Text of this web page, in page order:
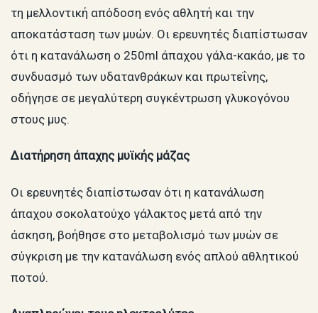
τη μελλοντική απόδοση ενός αθλητή και την
αποκατάσταση των μυών. Οι ερευνητές διαπίστωσαν
ότι η κατανάλωση ο 250ml άπαχου γάλα-κακάο, με το
συνδυασμό των υδατανθράκων και πρωτεΐνης,
οδήγησε σε μεγαλύτερη συγκέντρωση γλυκογόνου
στους μυς.
Διατήρηση άπαχης μυϊκής μάζας
Οι ερευνητές διαπίστωσαν ότι η κατανάλωση
άπαχου σοκολατούχο γάλακτος μετά από την
άσκηση, βοήθησε στο μεταβολισμό των μυών σε
σύγκριση με την κατανάλωση ενός απλού αθλητικού
ποτού.